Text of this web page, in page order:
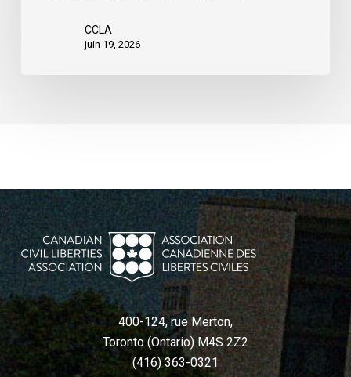
CCLA
juin 19, 2026
400-124, rue Merton,
Toronto (Ontario) M4S 2Z2
(416) 363-0321